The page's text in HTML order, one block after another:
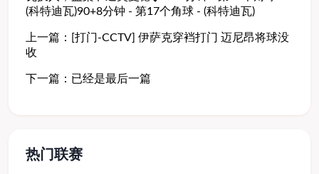
(科特迪瓦)90+8分钟 - 第17个角球 - (科特迪瓦)
上一篇：
[打门-CCTV] 伊萨克穿裆打门 迈尼昂将球没
收
下一篇：已经是最后一篇
热门联赛